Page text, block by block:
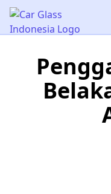
Car Glass Indonesia